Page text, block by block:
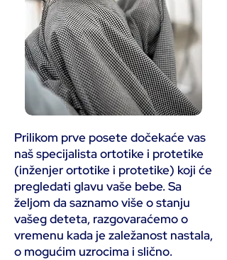
Prilikom prve posete dočekaće vas
naš specijalista ortotike i protetike
(inženjer ortotike i protetike) koji će
pregledati glavu vaše bebe. Sa
željom da saznamo više o stanju
vašeg deteta, razgovaraćemo o
vremenu kada je zaležanost nastala,
o mogućim uzrocima i slično.